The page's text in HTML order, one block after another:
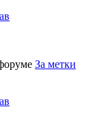
За метки